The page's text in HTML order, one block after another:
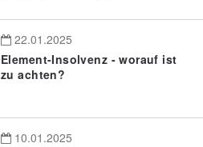
22.01.2025
Element-Insolvenz - worauf ist
zu achten?
10.01.2025